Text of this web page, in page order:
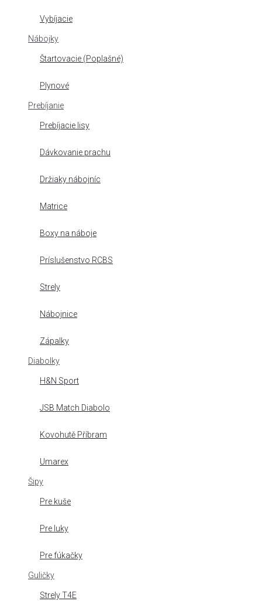
Vybíjacie
Nábojky
Štartovacie (Poplašné)
Plynové
Prebíjanie
Prebíjacie lisy
Dávkovanie prachu
Držiaky nábojníc
Matrice
Boxy na náboje
Príslušenstvo RCBS
Strely
Nábojnice
Zápalky
Diabolky
H&N Sport
JSB Match Diabolo
Kovohutě Příbram
Umarex
Šipy
Pre kuše
Pre luky
Pre fúkačky
Guličky
Strely T4E